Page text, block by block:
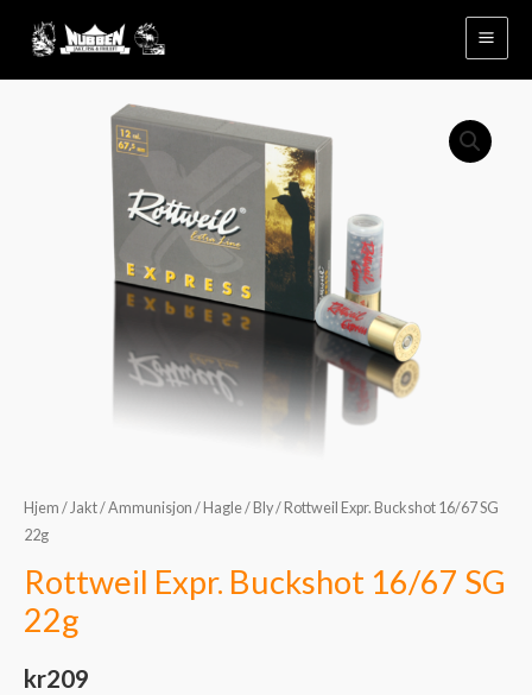
Hjem / Jakt/Ammunisjon / Hagle/ Bly/ Rottweil Expr. Buckshot 16/67 SG
22g
Rottweil Expr. Buckshot 16/67 SG
22g
kr209